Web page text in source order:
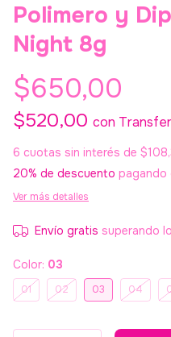
Polimero y
Night 8g
$650,00
$520,00 con
6 cuotas sin interés de
20% de descuento pagando
Ver más detalles
Envío gratis superando
Color: 03
01 02 03 04